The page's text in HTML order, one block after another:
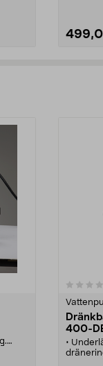
400-
•